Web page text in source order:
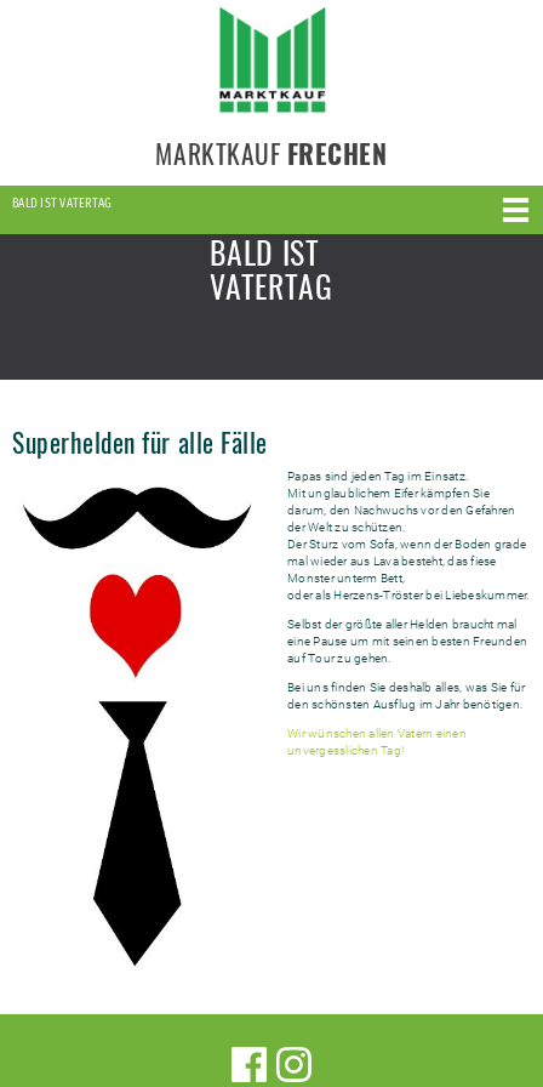
MARKTKAUF FRECHEN
BALD IST VATERTAG
BALD IST
VATERTAG
Superhelden für alle Fälle
Papas sind jeden Tag im Einsatz.
Mit unglaublichem Eifer kämpfen Sie
darum, den Nachwuchs vor den Gefahren
der Welt zu schützen.
Der Sturz vom Sofa, wenn der Boden grade
mal wieder aus Lava besteht, das fiese
Monster unterm Bett,
oder als Herzens-Tröster bei Liebeskummer.
Selbst der größte aller Helden braucht mal
eine Pause um mit seinen besten Freunden
auf Tour zu gehen.
Bei uns finden Sie deshalb alles, was Sie für
den schönsten Ausflug im Jahr benötigen.
Wir wünschen allen Vätern einen
unvergesslichen Tag!